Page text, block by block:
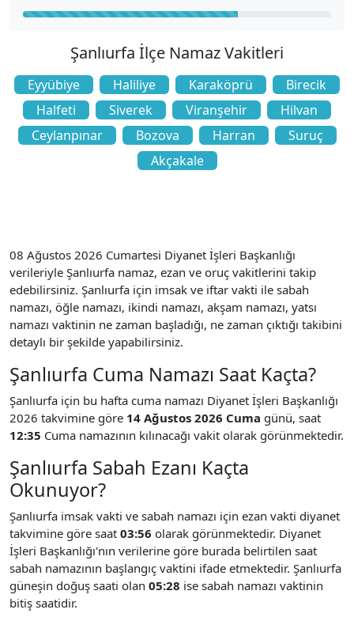
08 Ağustos 2026 Cumartesi Diyanet İşleri Başkanlığı
verileriyle Şanlıurfa namaz, ezan ve oruç vakitlerini takip
edebilirsiniz. Şanlıurfa için imsak ve iftar vakti ile sabah
namazı, öğle namazı, ikindi namazı, akşam namazı, yatsı
namazı vaktinin ne zaman başladığı, ne zaman çıktığı takibini
detaylı bir şekilde yapabilirsiniz.
Şanlıurfa Cuma Namazı Saat Kaçta?
Şanlıurfa için bu hafta cuma namazı Diyanet İşleri Başkanlığı
2026 takvimine göre 14 Ağustos 2026 Cuma günü, saat
12:35 Cuma namazının kılınacağı vakit olarak görünmektedir.
Şanlıurfa Sabah Ezanı Kaçta
Okunuyor?
Şanlıurfa imsak vakti ve sabah namazı için ezan vakti diyanet
takvimine göre saat 03:56 olarak görünmektedir. Diyanet
İşleri Başkanlığı'nın verilerine göre burada belirtilen saat
sabah namazının başlangıç vaktini ifade etmektedir. Şanlıurfa
güneşin doğuş saati olan 05:28 ise sabah namazı vaktinin
bitiş saatidir.
Şanlıurfa İlçe Namaz Vakitleri
Eyyübiye Haliliye Karaköprü
Birecik
Halfeti
Siverek Viranşehir
Hilvan
Ceylanpınar
Bozova Harran
Suruç
Akçakale